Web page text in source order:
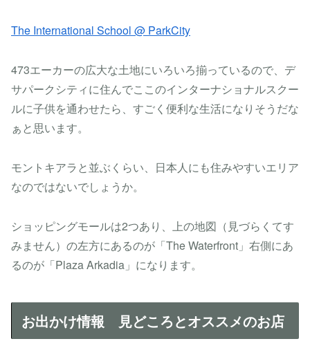
The International School @ ParkCity
473エーカーの広大な土地にいろいろ揃っているので、デ
サパークシティに住んでここのインターナショナルスクー
ルに子供を通わせたら、すごく便利な生活になりそうだな
ぁと思います。
モントキアラと並ぶくらい、日本人にも住みやすいエリア
なのではないでしょうか。
ショッピングモールは2つあり、上の地図（見づらくてす
みません）の左方にあるのが「The Waterfront」右側にあ
るのが「Plaza Arkadia」になります。
お出かけ情報 見どころとオススメのお店